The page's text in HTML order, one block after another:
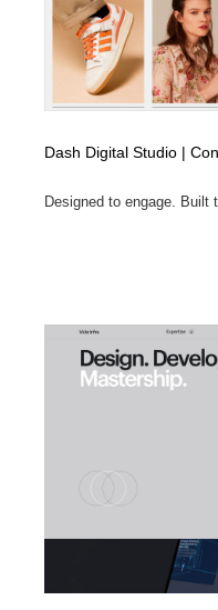
Dash Digital Studio |
Designed to engage.